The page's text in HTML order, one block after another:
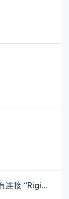
游戏运行提示 游戏对象 “Player ”上没有连接 “Rigidbody”，但脚本正试图访问它。